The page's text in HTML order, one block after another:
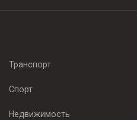
Транспорт
Спорт
Недвижимость